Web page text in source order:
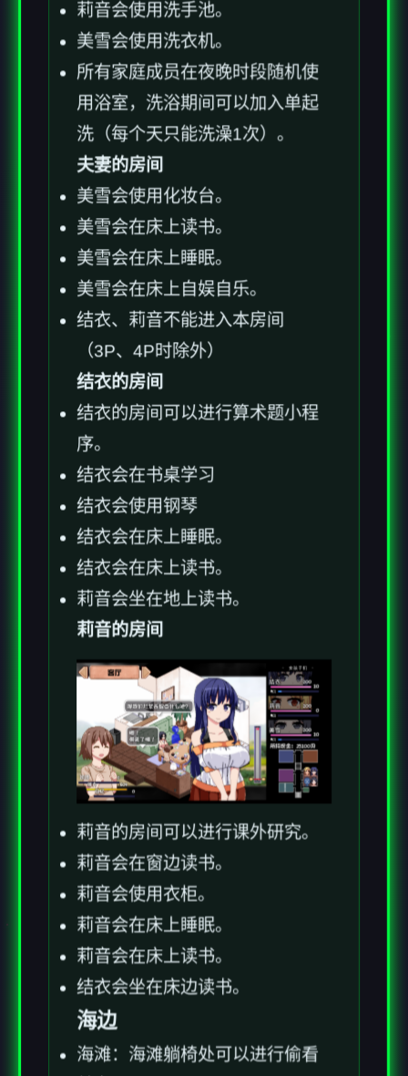
莉音会使用洗手池。
美雪会使用洗衣机。
所有家庭成员在夜晚时段随机使
用浴室，洗浴期间可以加入单起
洗（每个天只能洗澡1次）。
夫妻的房间
美雪会使用化妆台。
美雪会在床上读书。
美雪会在床上睡眠。
美雪会在床上自娱自乐。
结衣、莉音不能进入本房间
（3P、4P时除外）
结衣的房间
结衣的房间可以进行算术题小程
序。
结衣会在书桌学习
结衣会使用钢琴
结衣会在床上睡眠。
结衣会在床上读书。
莉音会坐在地上读书。
莉音的房间
莉音的房间可以进行课外研究。
莉音会在窗边读书。
莉音会使用衣柜。
莉音会在床上睡眠。
莉音会在床上读书。
结衣会坐在床边读书。
海边
海滩：海滩躺椅处可以进行偷看